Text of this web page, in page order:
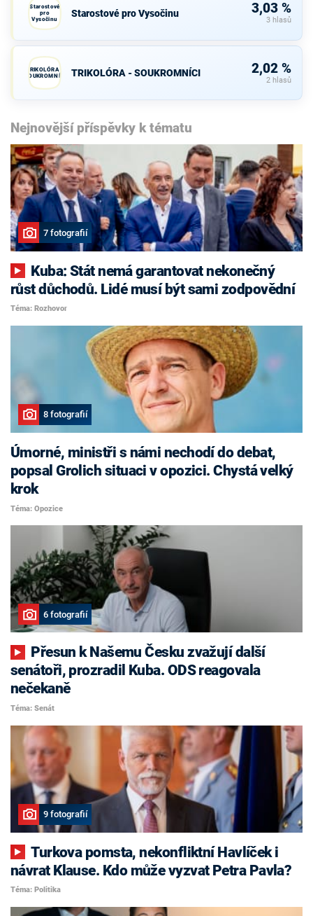
Starostové
pro
Vysočinu
Starostové pro Vysočinu 3,03 %
3 hlasů
TRIKOLÓRA -
SOUKROMNÍCI
TRIKOLÓRA - SOUKROMNÍCI 2,02 %
2 hlasů
Nejnovější příspěvky k tématu
7 fotografií
růst důchodů. Lidé musí být sami zodpovědní
Téma: Rozhovor
8 fotografií
Úmorné, ministři s námi nechodí do debat,
popsal Grolich situaci v opozici. Chystá velký
krok
Téma: Opozice
6 fotografií
senátoři, prozradil Kuba. ODS reagovala
nečekaně
Téma: Senát
9 fotografií
Turkova pomsta, nekonfliktní Havlíček i
návrat Klause. Kdo může vyzvat Petra Pavla?
Téma: Politika